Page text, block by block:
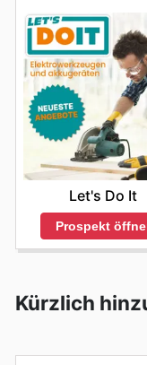
Let's Do It
Prospekt
Kürzlich